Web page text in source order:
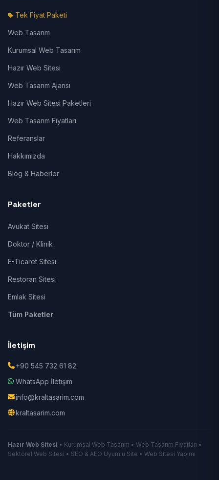
Tek Fiyat Paketi
Web Tasarım
Kurumsal Web Tasarım
Hazır Web Sitesi
Web Tasarım Ajansı
Hazır Web Sitesi Paketleri
Web Tasarım Fiyatları
Referanslar
Hakkımızda
Blog & Haberler
Paketler
Avukat Sitesi
Doktor / Klinik
E-Ticaret Sitesi
Restoran Sitesi
Emlak Sitesi
Tüm Paketler
İletişim
+90 545 732 61 82
WhatsApp İletişim
info@kraltasarim.com
kraltasarim.com
Hazır Web Sitesi • Kurumsal Web Tasarım • Web Tasarım Fiyatları •
Sektörel Web Sitesi • SEO & AEO Uyumlu Site • Web Sitesi Yapımı